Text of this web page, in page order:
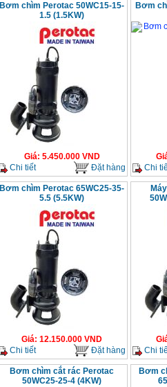
Bơm chìm Perotac 50WC15-15-
1.5 (1.5KW)
Giá: 5.450.000VND
Chi tiết
Đặt hàng
Bơm
Chi
Bơm chìm Perotac 65WC25-35-
5.5 (5.5KW)
Giá: 12.150.000 VND
Chi tiết
Đặt hàng
Chi
Bơm chìm cắt rác Perotac
50WC25-25-4 (4KW)
Bơm